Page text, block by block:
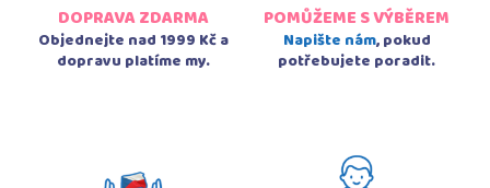
DOPRAVA ZDARMA
Objednejte nad 1999 Kč a
dopravu platíme my.
POMŮŽEME S VÝBĚREM
Napište nám, pokud
potřebujete poradit.